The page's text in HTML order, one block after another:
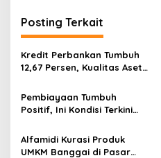
g
a
s
i
p
o
s
Posting Terkait
Kredit Perbankan Tumbuh
12,67 Persen, Kualitas Aset
Tetap Kokoh Juni 2026
Pembiayaan Tumbuh
Positif, Ini Kondisi Terkini
Alfamidi Kurasi Produk
UMKM Banggai di Pasar